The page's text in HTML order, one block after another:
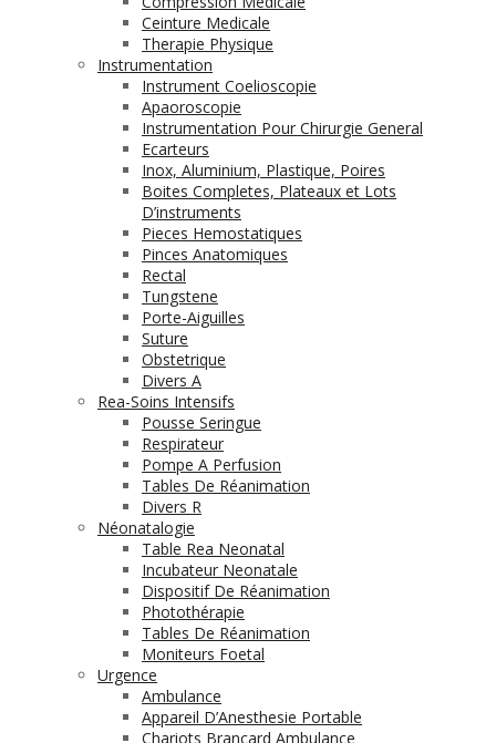
Ceinture Medicale
Therapie Physique
Instrumentation
Instrument Coelioscopie
Apaoroscopie
Instrumentation Pour Chirurgie General
Ecarteurs
Inox, Aluminium, Plastique, Poires
Boites Completes, Plateaux et Lots
D’instruments
Pieces Hemostatiques
Pinces Anatomiques
Rectal
Tungstene
Porte-Aiguilles
Suture
Obstetrique
Divers A
Rea-Soins Intensifs
Pousse Seringue
Respirateur
Pompe A Perfusion
Tables De Réanimation
Divers R
Néonatalogie
Table Rea Neonatal
Incubateur Neonatale
Dispositif De Réanimation
Photothérapie
Tables De Réanimation
Moniteurs Foetal
Urgence
Ambulance
Appareil D’Anesthesie Portable
Chariots Brancard Ambulance